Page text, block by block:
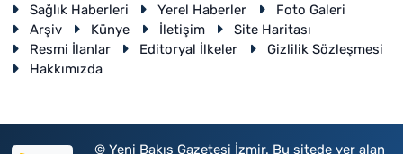
Sağlık Haberleri
Yerel Haberler
Foto Galeri
Arşiv
Künye İletişim
Site Haritası
Resmi İlanlar
Editoryal İlkeler
Gizlilik Sözleşmesi
Hakkımızda
© Yeni Bakış Gazetesi İzmir. Bu sitede yer alan